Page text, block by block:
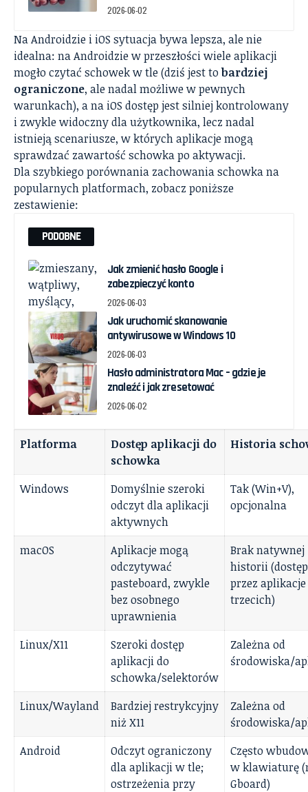
2026-06-02
Na Androidzie i iOS sytuacja bywa lepsza, ale nie
idealna: na Androidzie w przeszłości wiele aplikacji
mogło czytać schowek w tle (dziś jest to bardziej
ograniczone, ale nadal możliwe w pewnych
warunkach), a na iOS dostęp jest silniej kontrolowany
i zwykle widoczny dla użytkownika, lecz nadal
istnieją scenariusze, w których aplikacje mogą
sprawdzać zawartość schowka po aktywacji.
Dla szybkiego porównania zachowania schowka na
popularnych platformach, zobacz poniższe
zestawienie:
PODOBNE
Jak zmienić hasło Google i
zabezpieczyć konto
2026-06-03
Jak uruchomić skanowanie
antywirusowe w Windows 10
2026-06-03
Hasło administratora Mac – gdzie je
znaleźć i jak zresetować
2026-06-02
Platforma
Dostęp aplikacji do
schowka
Historia
Windows
Domyślnie szeroki
odczyt dla aplikacji
aktywnych
Tak (Win+V),
opcjonalna
macOS
Aplikacje mogą
odczytywać
pasteboard, zwykle
bez osobnego
uprawnienia
Brak natywnej
historii
przez
trzecich)
Linux/X11
Szeroki dostęp
aplikacji do
schowka/selektorów
Zależna od
środowiska/
Linux/Wayland
Bardziej restrykcyjny
niż X11
Zależna od
środowiska/
Android
Odczyt ograniczony
dla aplikacji w tle;
ostrzeżenia przy
Często
w klawiaturę
Gboard)